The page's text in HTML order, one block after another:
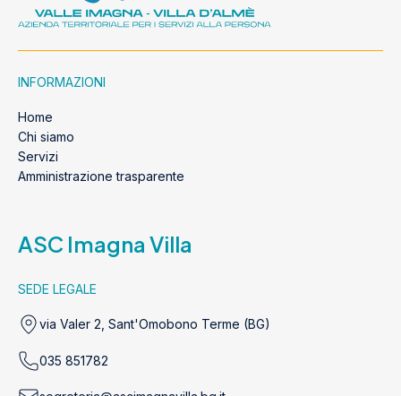
INFORMAZIONI
Home
Chi siamo
Servizi
Amministrazione trasparente
ASC Imagna Villa
SEDE LEGALE
via Valer 2, Sant'Omobono Terme (BG)
035 851782